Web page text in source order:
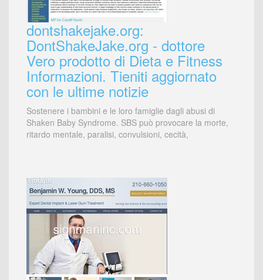
dontshakejake.org:
DontShakeJake.org - dottore
Vero prodotto di Dieta e Fitness
Informazioni. Tieniti aggiornato
con le ultime notizie
Sostenere i bambini e le loro famiglie dagli abusi di
Shaken Baby Syndrome. SBS può provocare la morte,
ritardo mentale, paralisi, convulsioni, cecità,